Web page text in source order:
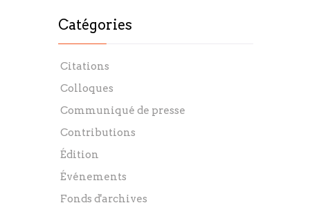
Catégories
Citations
Colloques
Communiqué de presse
Contributions
Édition
Événements
Fonds d'archives